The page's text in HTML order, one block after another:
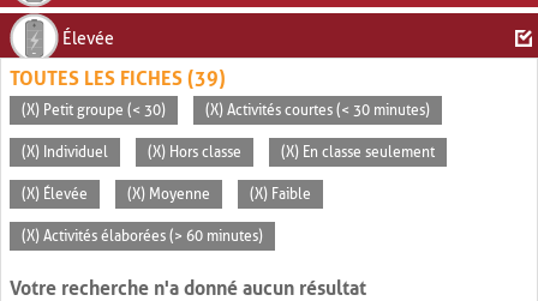
Élevée
TOUTES LES FICHES (39)
(X) Petit groupe (< 30) (X) Activités courtes (< 30 minutes)
(X) Individuel (X) Hors classe (X) En classe seulement
(X) Élevée (X) Moyenne (X) Faible
(X) Activités élaborées (> 60 minutes)
Votre recherche n'a donné aucun résultat